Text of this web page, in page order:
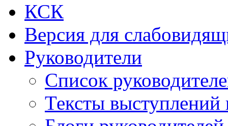
КСК
Версия для
Руководители
Список
Тексты выступлений